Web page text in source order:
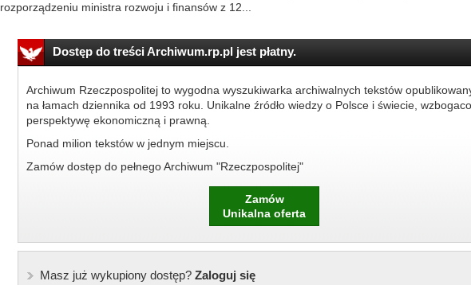
rozporządzeniu ministra rozwoju i finansów z 12...
Dostęp do treści Archiwum.rp.pl jest płatny.
Archiwum Rzeczpospolitej to wygodna wyszukiwarka archiwalnych tekstów
na łamach dziennika od 1993 roku. Unikalne źródło wiedzy o Polsce i świecie,
perspektywę ekonomiczną i prawną.
Ponad milion tekstów w jednym miejscu.
Zamów dostęp do pełnego Archiwum "Rzeczpospolitej"
Zamów
Unikalna oferta
Masz już wykupiony dostęp?Zaloguj się